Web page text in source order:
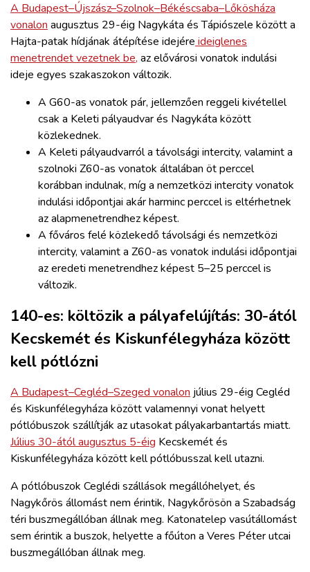
A Budapest–Újszász–Szolnok–Békéscsaba–Lőkösháza
vonalonaugusztus 29-éig Nagykáta és Tápiószele között a
Hajta-patak hídjának átépítése idejéreideiglenes
menetrendet vezetnek be, az elővárosi vonatok indulási
ideje egyes szakaszokon változik.
A G60-as vonatok pár, jellemzően reggeli kivétellel
csak a Keleti pályaudvar és Nagykáta között
közlekednek.
A Keleti pályaudvarról a távolsági intercity, valamint a
szolnoki Z60-as vonatok általában öt perccel
korábban indulnak, míg a nemzetközi intercity vonatok
indulási időpontjai akár harminc perccel is eltérhetnek
az alapmenetrendhez képest.
A főváros felé közlekedő távolsági és nemzetközi
intercity, valamint a Z60-as vonatok indulási időpontjai
az eredeti menetrendhez képest 5–25 perccel is
változik.
140-es: költözik a pályafelújítás: 30-ától
Kecskemét és Kiskunfélegyháza között
kell pótlózni
A Budapest–Cegléd–Szeged vonalonjúlius 29-éig Cegléd
és Kiskunfélegyháza között valamennyi vonat helyett
pótlóbuszok szállítják az utasokat pályakarbantartás miatt.
Július 30-ától augusztus 5-éig Kecskemét és
Kiskunfélegyháza között kell pótlóbusszal kell utazni.
A pótlóbuszok Ceglédi szállások megállóhelyet, és
Nagykőrös állomást nem érintik, Nagykőrösön a Szabadság
téri buszmegállóban állnak meg. Katonatelep vasútállomást
sem érintik a buszok, helyette a főúton a Veres Péter utcai
buszmegállóban állnak meg.